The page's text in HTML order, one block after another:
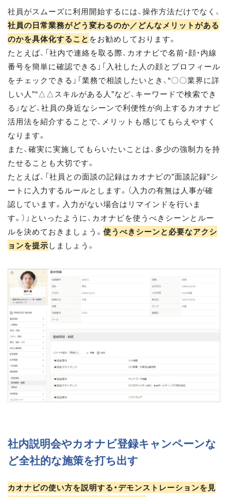
社員がスムーズに利用開始するには、操作方法だけでなく、
社員の日常業務がどう変わるのか／どんなメリットがある
のかを具体化すること をお勧めしております。
たとえば、「社内で連絡を取る際、カオナビで名前・顔・内線
番号を簡単に確認できる」「入社した人の顔とプロフィール
をチェックできる」「業務で相談したいとき、“〇〇業界に詳
しい人”“△△スキルがある人”など、キーワードで検索でき
る」など、社員の身近なシーンで利便性が向上するカオナビ
活用法を紹介することで、メリットも感じてもらえやすく
なります。
また、確実に実施してもらいたいことは、多少の強制力を持
たせることも大切です。
たとえば、「社員との面談の記録はカオナビの”面談記録”シ
ートに入力するルールとします。（入力の有無は人事が確
認しています。入力がない場合はリマインドを行いま
す。）」といったように、カオナビを使うべきシーンとルー
ルを決めておきましょう。 使うべきシーンと必要なアクシ
ョンを提示しましょう。
社内説明会やカオナビ登録キャンペーンな
ど全社的な施策を打ち出す
カオナビの使い方を説明する・デモンストレーションを見